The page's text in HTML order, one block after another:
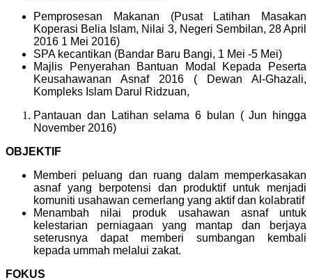
Pemprosesan Makanan (Pusat Latihan Masakan
Koperasi Belia Islam, Nilai 3, Negeri Sembilan, 28 April
2016 1 Mei 2016)
SPA kecantikan (Bandar Baru Bangi, 1 Mei -5 Mei)
Majlis Penyerahan Bantuan Modal Kepada Peserta
Keusahawanan Asnaf 2016 ( Dewan Al-Ghazali,
Kompleks Islam Darul Ridzuan,
Pantauan dan Latihan selama 6 bulan ( Jun hingga
November 2016)
OBJEKTIF
Memberi peluang dan ruang dalam memperkasakan
asnaf yang berpotensi dan produktif untuk menjadi
komuniti usahawan cemerlang yang aktif dan kolabratif
Menambah nilai produk usahawan asnaf untuk
kelestarian perniagaan yang mantap dan berjaya
seterusnya dapat memberi sumbangan kembali
kepada ummah melalui zakat.
FOKUS